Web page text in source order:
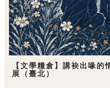
【文學糧倉】講袂出喙
展（臺北）